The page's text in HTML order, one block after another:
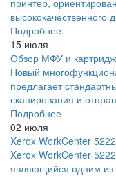
принтер,
высококачественного
Подробнее
15 июля
Обзор МФУ и
Новый
предлагает
сканирования и
Подробнее
02 июля
Xerox WorkCenter
Xerox WorkCenter
являющийся одним из